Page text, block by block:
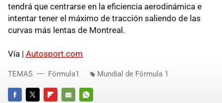
tendrá que centrarse en la eficiencia aerodinámica e
intentar tener el máximo de tracción saliendo de las
curvas más lentas de Montreal.
Vía | Autosport.com
TEMAS Fórmula1 Mundial de Fórmula 1